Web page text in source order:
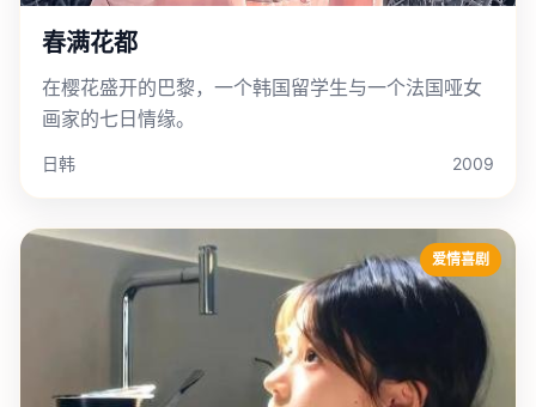
春满花都
在樱花盛开的巴黎，一个韩国留学生与一个法国哑女
画家的七日情缘。
日韩 2009
爱情喜剧